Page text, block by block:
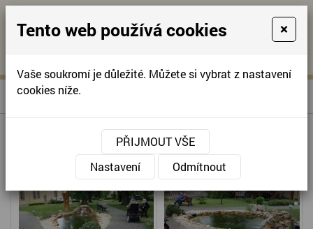
+420info@domov-
Úvodní stránka
ZAHRADNÍ JEZÍRKO
Tento web používá cookies ×
Vaše soukromí je důležité. Můžete si vybrat z nastavení
cookies níže.
PŘIJMOUT VŠE
Nastavení
Odmítnout